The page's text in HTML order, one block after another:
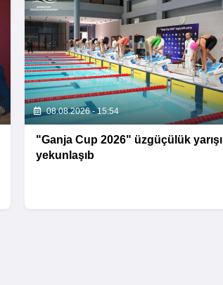
08.08.2026 - 15:54
"Ganja Cup 2026" üzgüçülük yarışı
yekunlaşıb